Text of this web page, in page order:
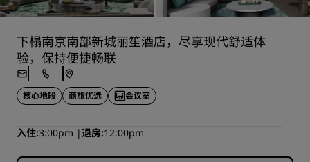
下榻南京南部新城丽笙酒店，尽享现代舒适体
验，保持便捷畅联
核心地段 商旅优选 会议室
入住 3:00pm 退房 12:00pm